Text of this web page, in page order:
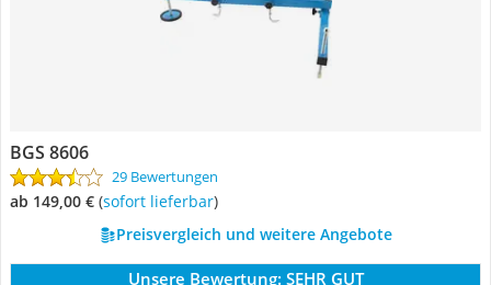
BGS 8606
29 Bewertungen
ab 149,00 € ( Sofort lieferbar)
Preisvergleich und weitere Angebote
Unsere Bewertung: SEHR GUT